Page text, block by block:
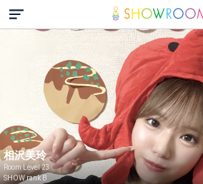
相沢美玲
Room Level 23
SHOW rank B